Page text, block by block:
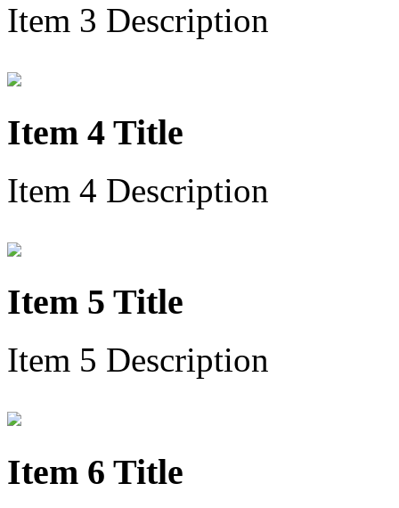
Item 3 Description
Item 4 Title
Item 4 Description
Item 5 Title
Item 5 Description
Item 6 Title